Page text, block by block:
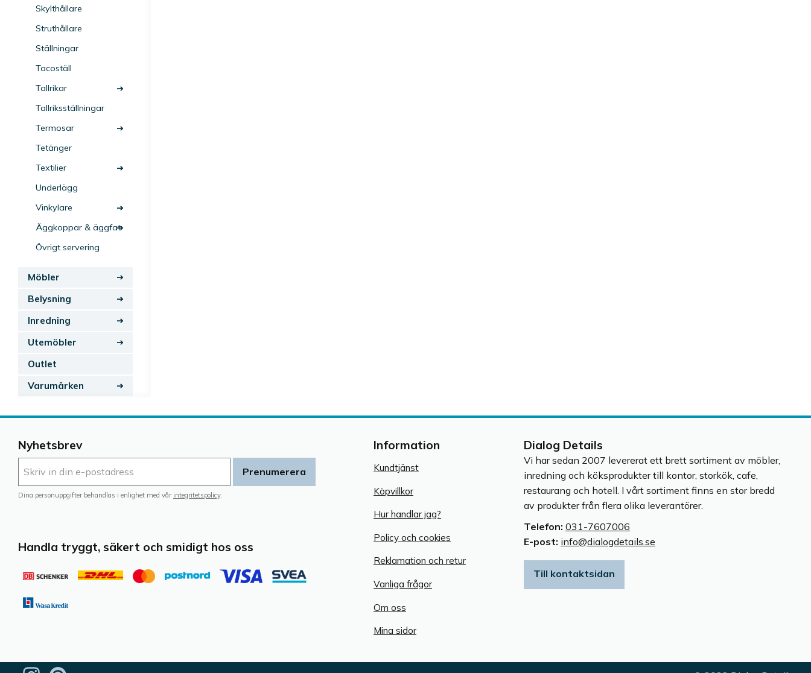
Skylthållare
Struthållare
Ställningar
Tacoställ
Tallrikar
Tallriksställningar
Termosar
Tetänger
Textilier
Underlägg
Vinkylare
Äggkoppar & äggfat
Övrigt servering
Möbler
Belysning
Inredning
Utemöbler
Outlet
Varumärken
Nyhetsbrev
Prenumerera
Dina personuppgifter behandlas i enlighet med vår integritetspolicy.
Handla tryggt, säkert och smidigt hos oss
Information
Kundtjänst
Köpvillkor
Hur handlar jag?
Policy och cookies
Reklamation och retur
Vanliga frågor
Om oss
Mina sidor
Dialog Details
Vi har sedan 2007 levererat ett brett sortiment av möbler,
inredning och köksprodukter till kontor, storkök, cafe,
restaurang och hotell. I vårt sortiment finns en stor bredd
av produkter från flera olika leverantörer.
Telefon: 031-7607006
E-post: info@dialogdetails.se
Till kontaktsidan